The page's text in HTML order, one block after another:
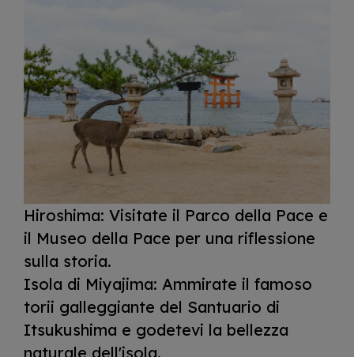
a
g
e
Hiroshima: Visitate il Parco della Pace e
il Museo della Pace per una riflessione
sulla storia.
Isola di Miyajima: Ammirate il famoso
torii galleggiante del Santuario di
Itsukushima e godetevi la bellezza
naturale dell'isola.